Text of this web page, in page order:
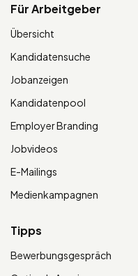
Für Arbeitgeber
Übersicht
Kandidatensuche
Jobanzeigen
Kandidatenpool
Employer Branding
Jobvideos
E-Mailings
Medienkampagnen
Tipps
Bewerbungsgespräch